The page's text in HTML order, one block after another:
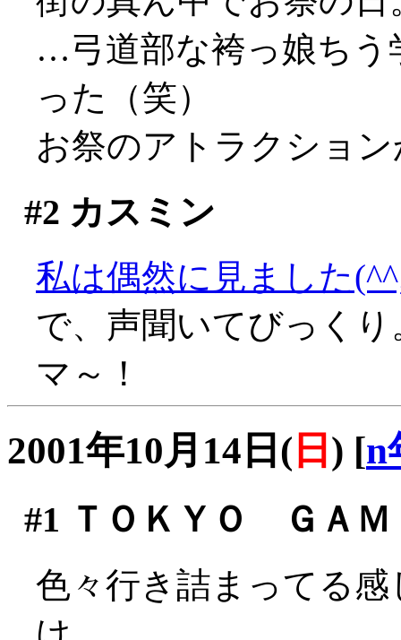
…弓道部な袴っ娘ちう
った（笑）
お祭のアトラクショ
#2 カスミン
私は偶然に見ました
で、声聞いてびっく
マ～！
2001年10月14日( 日 ) [n
#1 ＴＯＫＹＯ ＧＡ
色々行き詰まってる